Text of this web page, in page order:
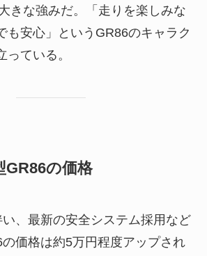
きな強みだ。「走りを楽しみな
も安心」というGR86のキャラク
っている。
GR86の価格
、最新の安全システム採用など
価格は約5万円程度アップされ